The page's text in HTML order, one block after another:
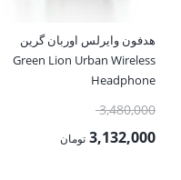
هدفون وایرلس اوربان گرین
Green Lion Urban Wireless
Headphone
3,480,000قیمت
اصلی:3,132,000 تومان